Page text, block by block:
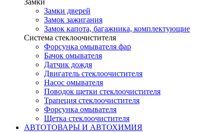
Замки
Замки дверей
Замок зажигания
Замок капота, багажника, комплектующие
Система стеклоочистителя
Форсунка омывателя фар
Бачок омывателя
Датчик дождя
Двигатель стеклоочистителя
Насос омывателя
Поводок щетки стеклоочистителя
Трапеция стеклоочистителя
Форсунка омывателя
Щетка стеклоочистителя
АВТОТОВАРЫ И АВТОХИМИЯ